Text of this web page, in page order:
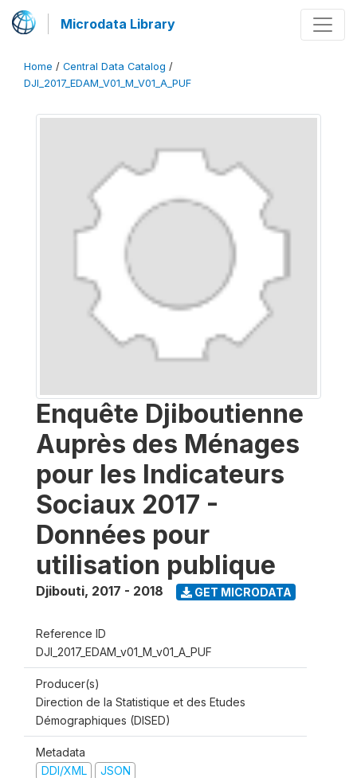
Microdata Library
Home / Central Data Catalog /
DJI_2017_EDAM_V01_M_V01_A_PUF
Enquête Djiboutienne
Auprès des Ménages
pour les Indicateurs
Sociaux 2017 -
Données pour
utilisation publique
Djibouti, 2017 - 2018 GET MICRODATA
Reference ID
DJI_2017_EDAM_v01_M_v01_A_PUF
Producer(s)
Direction de la Statistique et des Etudes
Démographiques (DISED)
Metadata
DDI/XML
JSON